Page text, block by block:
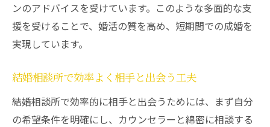
ンのアドバイスを受けています。このような多面的な支
援を受けることで、婚活の質を高め、短期間での成婚を
実現しています。
結婚相談所で効率よく相手と出会う工夫
結婚相談所で効率的に相手と出会うためには、まず自分
の希望条件を明確にし、カウンセラーと綿密に相談する